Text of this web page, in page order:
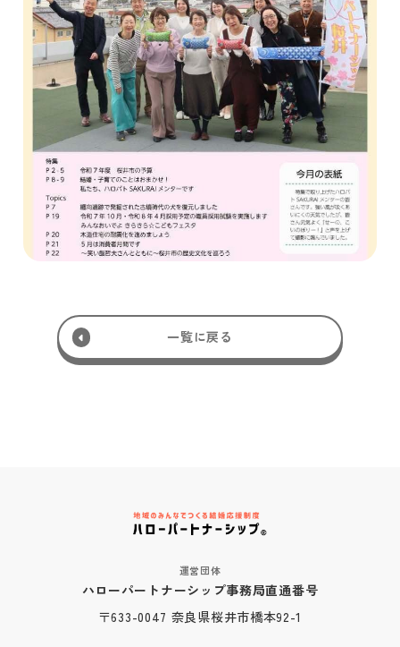
一覧に戻る
運営団体
ハローパートナーシップ事務局直通番号
〒633-0047 奈良県桜井市橋本92-1